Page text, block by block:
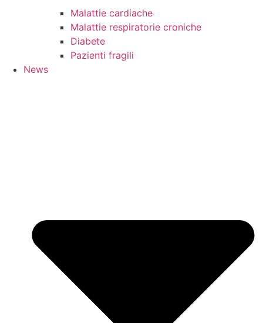
Malattie cardiache
Malattie respiratorie croniche
Diabete
Pazienti fragili
News